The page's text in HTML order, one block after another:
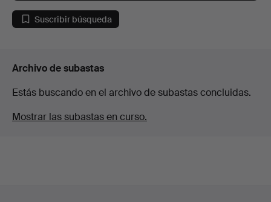
Suscribir búsqueda
Archivo de subastas
Estás buscando en el archivo de subastas concluidas.
Mostrar las subastas en curso.